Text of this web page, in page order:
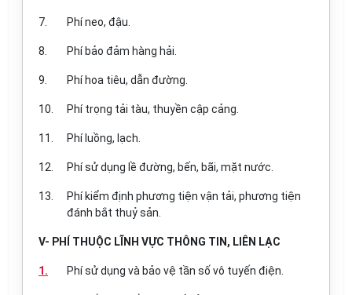
7. Phí neo, đậu.
8. Phí bảo đảm hàng hải.
9. Phí hoa tiêu, dẫn đường.
10. Phí trọng tải tàu, thuyền cập cảng.
11. Phí luồng, lạch.
12. Phí sử dụng lề đường, bến, bãi, mặt nước.
13.
Phí kiểm định phương tiện vận tải, phương tiện
đánh bắt thuỷ sản.
V- PHÍ THUỘC LĨNH VỰC THÔNG TIN, LIÊN LẠC
1. Phí sử dụng và bảo vệ tần số vô tuyến điện.